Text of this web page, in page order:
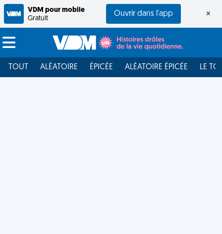
VDM pour mobile
Gratuit
Ouvrir dans l'app ×
TOUT ALÉATOIRE ÉPICÉE ALÉATOIRE ÉPICÉE LE